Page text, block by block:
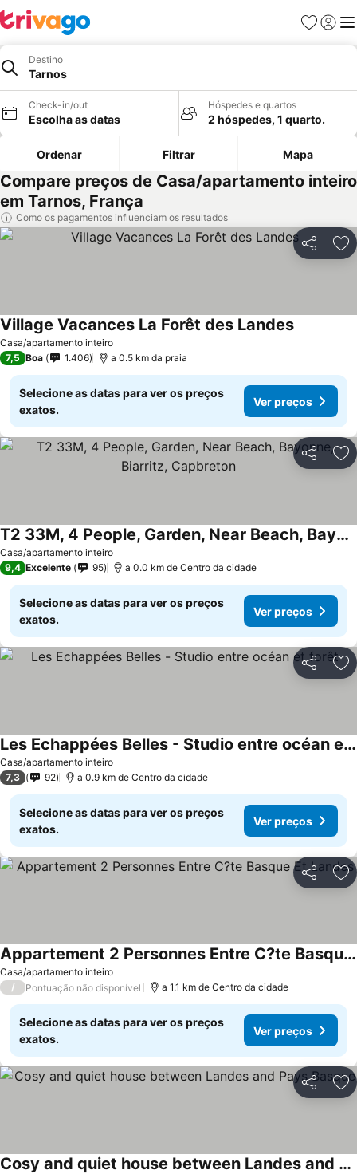
Favoritos
Iniciar
Destino
Tarnos
Check-in/out
Escolha as datas
Hóspedes e quartos
2 hóspedes, 1 quarto.
Ordenar Filtrar Mapa
Compare preços de Casa/apartamento inteiro
em Tarnos, França
Como os pagamentos influenciam os resultados
Partilhar
Casa/apartamento inteiro
Village Vacances La Forêt des LandesVer
7,5 Boa 1.406 a 0.5 km da praia
Selecione as datas para ver os preços
exatos.
Ver preços
Partilhar
Casa/apartamento inteiro
T2 33M, 4 People, Garden, Near Beach, Bayonne, Biarritz, Capbreton
Ver preços
9,4 Excelente 95 a 0.0 km de Centro da cidade
Selecione as datas para ver os preços
exatos.
Ver preços
Partilhar
Casa/apartamento inteiro
Les Echappées Belles - Studio entre océan et forêt
Ver preços
7,3 92 a 0.9 km de Centro da cidade
Selecione as datas para ver os preços
exatos.
Ver preços
Partilhar
Casa/apartamento inteiro
Appartement 2 Personnes Entre C?te Basque Et Landes
Ver preços
/ Pontuação não disponível a 1.1 km de Centro da cidade
Selecione as datas para ver os preços
exatos.
Ver preços
Partilhar
Cosy and quiet house between Landes and Pays Basque